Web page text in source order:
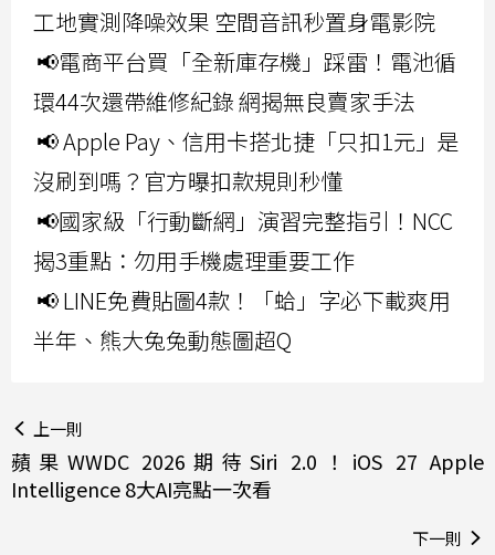
工地實測降噪效果 空間音訊秒置身電影院
📢電商平台買「全新庫存機」踩雷！電池循
環44次還帶維修紀錄 網揭無良賣家手法
📢 Apple Pay、信用卡搭北捷「只扣1元」是
沒刷到嗎？官方曝扣款規則秒懂
📢國家級「行動斷網」演習完整指引！NCC
揭3重點：勿用手機處理重要工作
📢 LINE免費貼圖4款！「蛤」字必下載爽用
半年、熊大兔兔動態圖超Q
上一則
蘋果WWDC 2026期待Siri 2.0！iOS 27 Apple
Intelligence 8大AI亮點一次看
下一則